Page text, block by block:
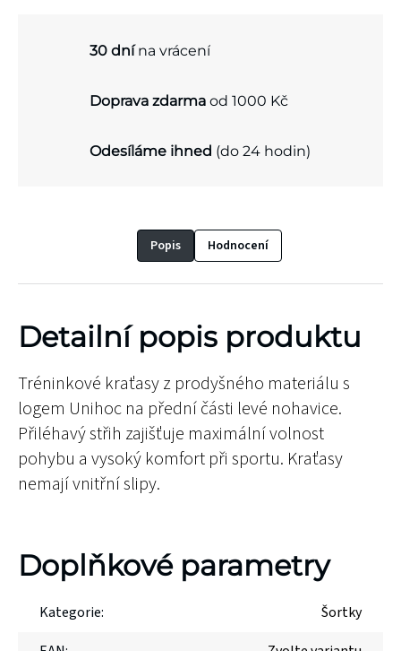
30 dnína vrácení
Doprava zdarma od 1000 Kč
Odesíláme ihned (do 24 hodin)
Popis Hodnocení
Detailní popis produktu
Tréninkové kraťasy z prodyšného materiálu s
logem Unihoc na přední části levé nohavice.
Přiléhavý střih zajišťuje maximální volnost
pohybu a vysoký komfort při sportu. Kraťasy
nemají vnitřní slipy.
Doplňkové parametry
Kategorie:
Šortky